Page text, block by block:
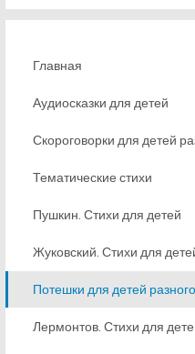
Главная
Аудиосказки для детей
Скороговорки для детей
Тематические стихи
Пушкин. Стихи для детей
Жуковский. Стихи для
Потешки для детей
Лермонтов. Стихи для